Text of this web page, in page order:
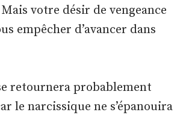
votre désir de vengeance
empêcher d’avancer dans
retournera probablement
le narcissique ne s’épanouira